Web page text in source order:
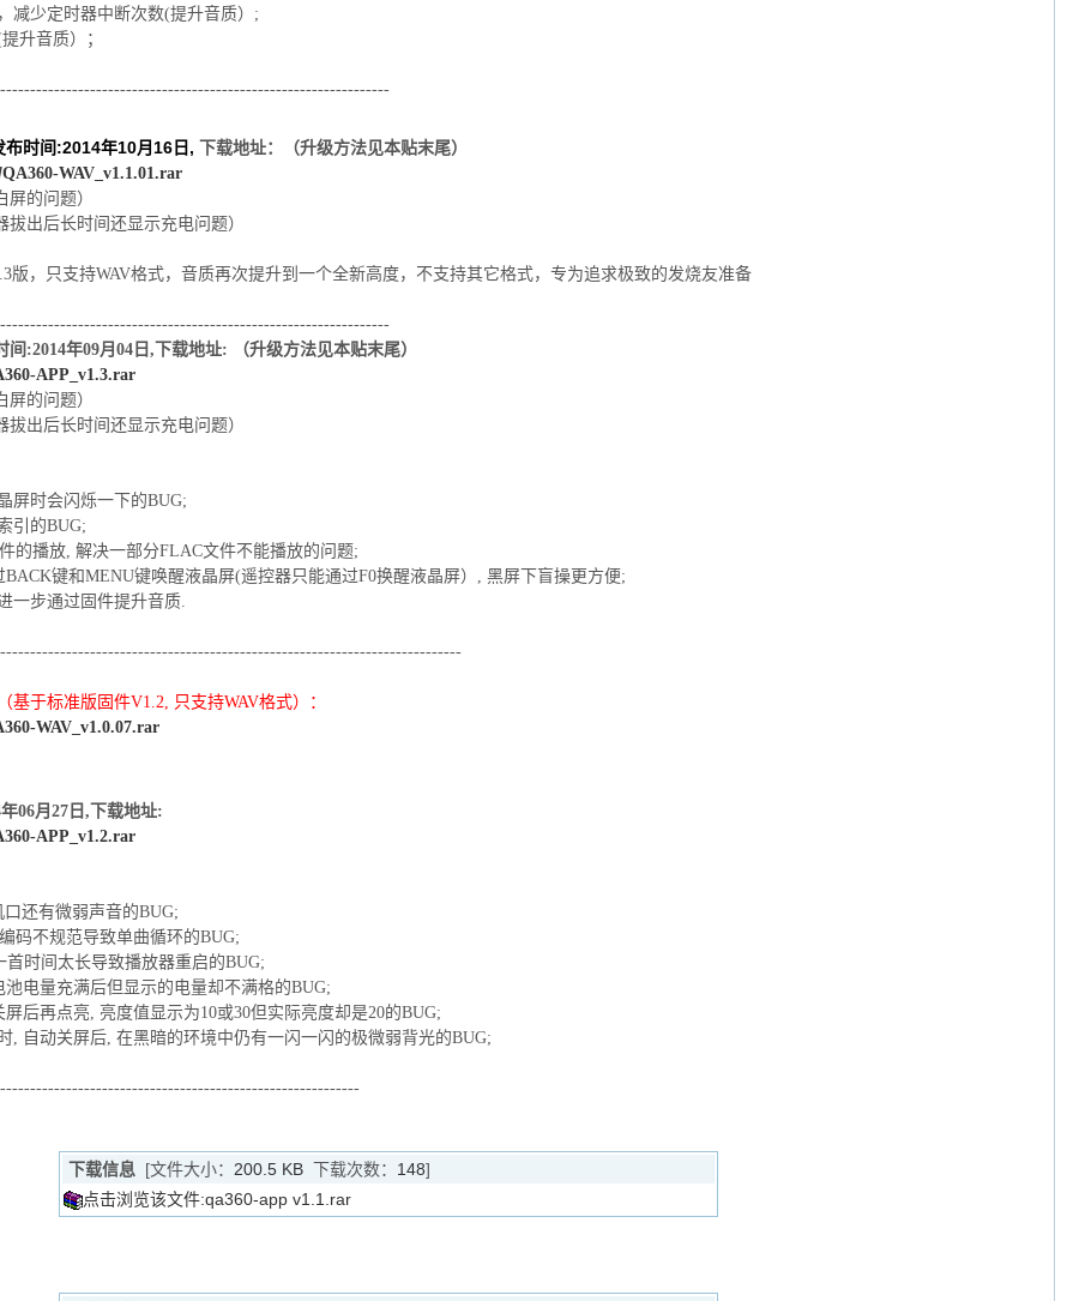
减少定时器中断次数(提升音质） ;
升音质）；
布时间:2014年10月16日, 下载地址：（升级方法见本贴末尾）
QA360-WAV_v1.1.01.rar
的问题）
出后长时间还显示充电问题）
版，只支持WAV格式，音质再次提升到一个全新高度，不支持其它格式，专为追求极致的发烧友准备
:2014年09月04日,下载地址: （升级方法见本贴末尾）
APP_v1.3.rar
的问题）
出后长时间还显示充电问题）
屏时会闪烁一下的BUG;
引的BUG;
的播放, 解决一部分FLAC文件不能播放的问题;
键和MENU键唤醒液晶屏(遥控器只能通过F0换醒液晶屏）, 黑屏下盲操更方便;
一步通过固件提升音质.
基于标准版固件V1.2, 只支持WAV格式）：
WAV_v1.0.07.rar
06月27日,下载地址:
APP_v1.2.rar
还有微弱声音的BUG;
码不规范导致单曲循环的BUG;
时间太长导致播放器重启的BUG;
电量充满后但显示的电量却不满格的BUG;
后再点亮, 亮度值显示为10或30但实际亮度却是20的BUG;
, 自动关屏后, 在黑暗的环境中仍有一闪一闪的极微弱背光的BUG;
下载信息 [文件大小： 200.5 KB下载次数： 148]
点击浏览该文件:qa360-app v1.1.rar